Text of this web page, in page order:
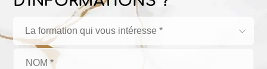
La formation qui vous intéresse *